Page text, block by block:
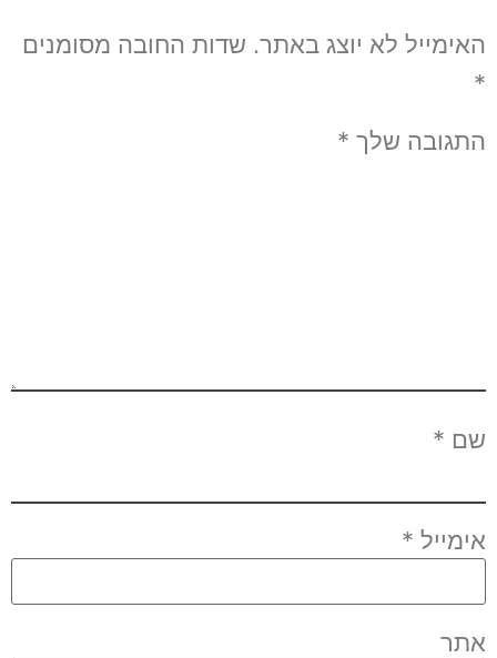
האימייל לא יוצג באתר. שדות החובה מסומנים
*
התגובה שלך *
שם *
אימייל *
אתר